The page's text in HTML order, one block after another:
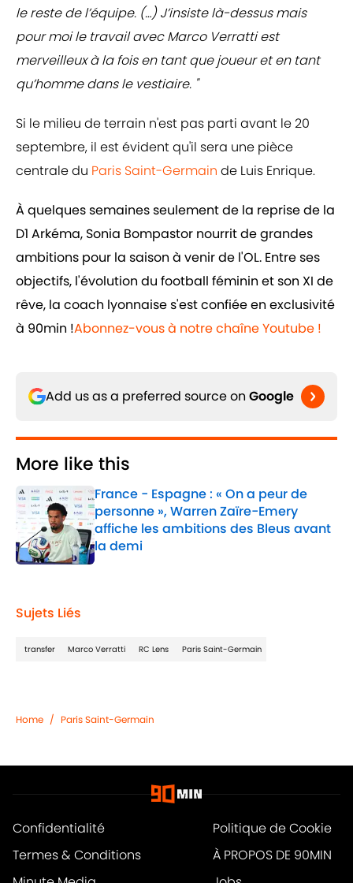
le reste de l’équipe. (…) J’insiste là-dessus mais
pour moi le travail avec Marco Verratti est
merveilleux à la fois en tant que joueur et en tant
qu’homme dans le vestiaire. "
Si le milieu de terrain n'est pas parti avant le 20
septembre, il est évident qu'il sera une pièce
centrale du Paris Saint-Germain de Luis Enrique.
À quelques semaines seulement de la reprise de la
D1 Arkéma, Sonia Bompastor nourrit de grandes
ambitions pour la saison à venir de l'OL. Entre ses
objectifs, l'évolution du football féminin et son XI de
rêve, la coach lyonnaise s'est confiée en exclusivité
à 90min !Abonnez-vous à notre chaîne Youtube !
Add us as a preferred source on Google
More like this
France - Espagne : « On a peur de
personne », Warren Zaïre-Emery
affiche les ambitions des Bleus avant
la demi
Published by on Invalid Date
Sujets Liés
transfer Marco Verratti RC Lens Paris Saint-Germain
Home / Paris Saint-Germain
Confidentialité
Politique de Cookie
Termes & Conditions
À PROPOS DE 90MIN